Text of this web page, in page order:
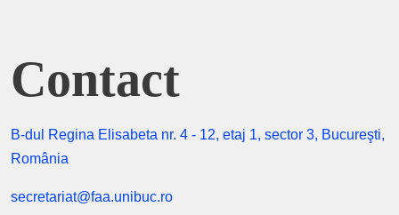
Contact
B-dul Regina Elisabeta nr. 4 - 12, etaj 1, sector 3, Bucureşti,
România
secretariat@faa.unibuc.ro